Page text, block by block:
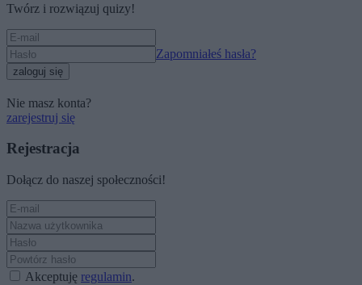
Twórz i rozwiązuj quizy!
Zapomniałeś hasła?
zaloguj się
Nie masz konta?
zarejestruj się
Rejestracja
Dołącz do naszej społeczności!
Akceptuję regulamin.